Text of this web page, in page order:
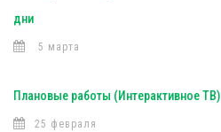
дни
5 марта
Плановые работы (Интерактивное ТВ)
25 февраля